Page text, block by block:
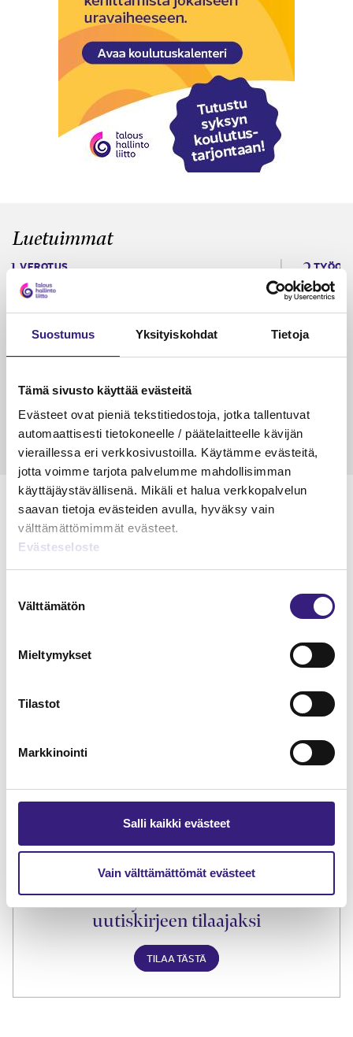
Suostumus Yksityiskohdat Tietoja
Tämä sivusto käyttää evästeitä
Evästeet ovat pieniä tekstitiedostoja, jotka tallentuvat
automaattisesti tietokoneelle / päätelaitteelle kävijän
vieraillessa eri verkkosivustoilla. Käytämme evästeitä,
jotta voimme tarjota palvelumme mahdollisimman
käyttäjäystävällisenä. Mikäli et halua verkkopalvelun
saavan tietoja evästeiden avulla, hyväksy vain
välttämättömimmät evästeet.
Evästeseloste
valinta
Välttämätön
Mieltymykset
Tilastot
Markkinointi
Salli kaikki evästeet
Vain välttämättömät evästeet
Luetuimmat
VEROTUS
Kulu­veloitukset arvon­lisä­
verotuksessa – omien kulujen
veloitus, kulujen edelleen­
veloitus ja läpi­laskutus
15.5.2023 10 min
TILAA TÄSTÄ
Liity Tilisanomien
uutiskirjeen tilaajaksi
TILAA TÄSTÄ